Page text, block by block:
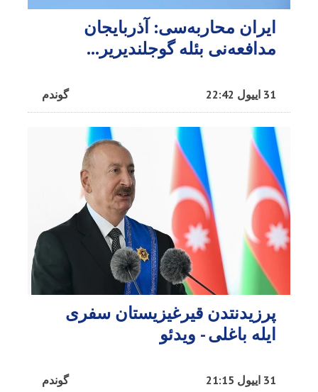
ایران محاربه‌سی: آذربایجان
مدافعه‌نی بئله گوجلندیریر...
گوندم 31 اییول 22:42
پرزیدنتدن قیرغیزیستان سفری
ایله باغلی - ویدئو
گوندم 31 اییول 21:15